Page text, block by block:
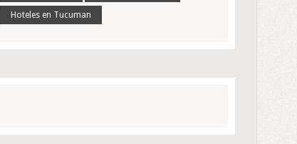
Hoteles en Tucuman